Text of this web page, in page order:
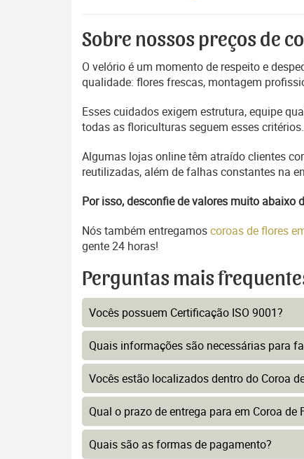
Sobre nossos preços de
O velório é um momento de respeito e
qualidade: flores frescas, montagem
Esses cuidados exigem estrutura, equipe
todas as floriculturas seguem esses critérios.
Algumas lojas online têm atraído clientes
reutilizadas, além de falhas constantes na
Por isso, desconfie de valores muito abaixo
Nós também entregamoscoroas de flores
gente 24 horas!
Perguntas mais
Vocês possuem Certificação ISO 9001?
Quais informações são necessárias para
Vocês estão localizados dentro do Coroa
Qual o prazo de entrega para em Coroa
Quais são as formas de pagamento?